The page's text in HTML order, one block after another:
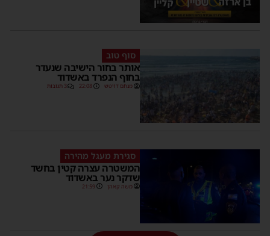
סוף טוב
אותר בחור הישיבה שנעדר
בחוף הנפרד באשדוד
מנחם דויטש 22:08 3 תגובות
סגירת מעגל מהירה
המשטרה עצרה קטין בחשד
שדקר נער באשדוד
משה קאהן 21:59